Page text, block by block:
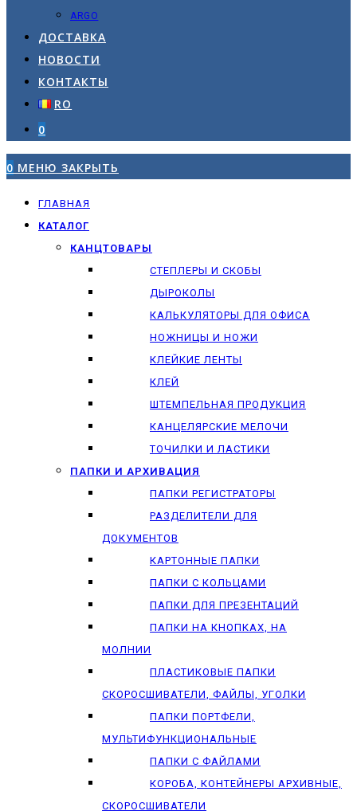
ARGO
ДОСТАВКА
НОВОСТИ
КОНТАКТЫ
RO
0
0 МЕНЮ ЗАКРЫТЬ
ГЛАВНАЯ
КАТАЛОГ
КАНЦТОВАРЫ
СТЕПЛЕРЫ И СКОБЫ
ДЫРОКОЛЫ
КАЛЬКУЛЯТОРЫ ДЛЯ ОФИСА
НОЖНИЦЫ И НОЖИ
КЛЕЙКИЕ ЛЕНТЫ
КЛЕЙ
ШТЕМПЕЛЬНАЯ ПРОДУКЦИЯ
КАНЦЕЛЯРСКИЕ МЕЛОЧИ
ТОЧИЛКИ И ЛАСТИКИ
ПАПКИ И АРХИВАЦИЯ
ПАПКИ РЕГИСТРАТОРЫ
РАЗДЕЛИТЕЛИ ДЛЯ
ДОКУМЕНТОВ
КАРТОННЫЕ ПАПКИ
ПАПКИ С КОЛЬЦАМИ
ПАПКИ ДЛЯ ПРЕЗЕНТАЦИЙ
ПАПКИ НА КНОПКАХ, НА
МОЛНИИ
ПЛАСТИКОВЫЕ ПАПКИ
СКОРОСШИВАТЕЛИ, ФАЙЛЫ, УГОЛКИ
ПАПКИ ПОРТФЕЛИ,
МУЛЬТИФУНКЦИОНАЛЬНЫЕ
ПАПКИ С ФАЙЛАМИ
КОРОБА, КОНТЕЙНЕРЫ АРХИВНЫЕ,
СКОРОСШИВАТЕЛИ